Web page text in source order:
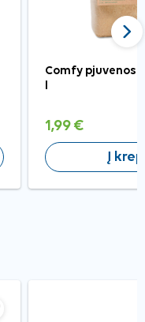
Comfy pjuvenos
1,99 €
Į